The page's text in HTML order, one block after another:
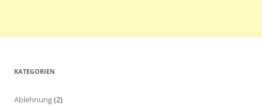
KATEGORIEN
Ablehnung(2)